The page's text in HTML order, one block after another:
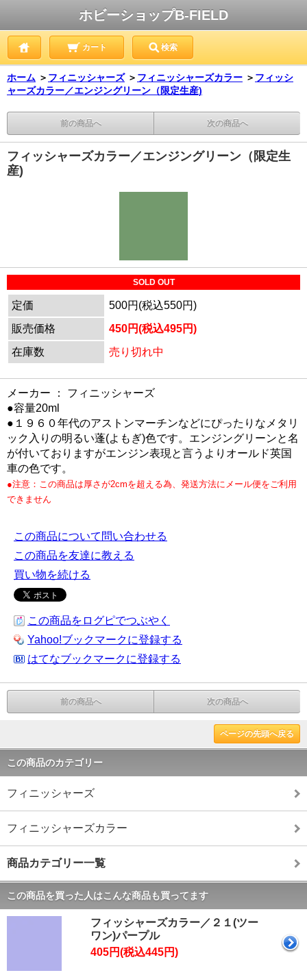
ホビーショップB-FIELD
カート 検索
ホーム ＞ フィニッシャーズ ＞ フィニッシャーズカラー ＞ フィッシ
ャーズカラー／エンジングリーン（限定生産)
前の商品へ 次の商品へ
フィッシャーズカラー／エンジングリーン（限定生
産)
SOLD OUT
定価
500円(税込550円)
販売価格
450円(税込495円)
在庫数
売り切れ中
メーカー ： フィニッシャーズ
●容量20ml
●１９６０年代のアストンマーチンなどにぴったりなメタリ
ック入りの明るい蓬(よもぎ)色です。エンジングリーンと名
が付いておりますがエンジン表現と言うよりオールド英国
車の色です。
●注意：この商品は厚さが2cmを超える為、発送方法にメール便をご利用
できません
この商品について問い合わせる
この商品を友達に教える
買い物を続ける
この商品をログピでつぶやく
Yahoo!ブックマークに登録する
はてなブックマークに登録する
前の商品へ 次の商品へ
ページの先頭へ戻る
この商品のカテゴリー
フィニッシャーズ
フィニッシャーズカラー
商品カテゴリー一覧
この商品を買った人はこんな商品も買ってます
フィッシャーズカラー／２１(ツー
ワン)パープル
405円(税込445円)